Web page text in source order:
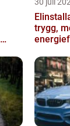
trygg,